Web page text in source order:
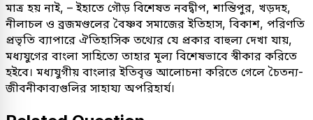
মাত্র হয় নাই, – ইহাতে গৌড় বিশেষত নবদ্বীপ, শান্তিপুর, খড়দহ,
নীলাচল ও ব্রজমণ্ডলের বৈষ্ণব সমাজের ইতিহাস, বিকাশ, পরিণতি
প্রভৃতি ব্যাপারে ঐতিহাসিক তথ্যের যে প্রকার বাহুল্য দেখা যায়,
মধ্যযুগের বাংলা সাহিত্যে তাহার মূল্য বিশেষভাবে স্বীকার করিতে
হইবে। মধ্যযুগীয় বাংলার ইতিবৃত্ত আলোচনা করিতে গেলে চৈতন্য-
জীবনীকাব্যগুলির সাহায্য অপরিহার্য।